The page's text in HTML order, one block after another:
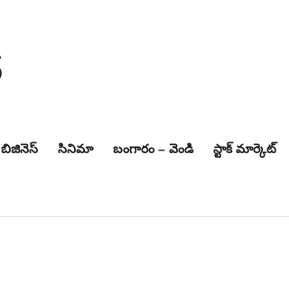
బిజినెస్‌ సినిమా బంగారం – వెండి స్టాక్ మార్కెట్